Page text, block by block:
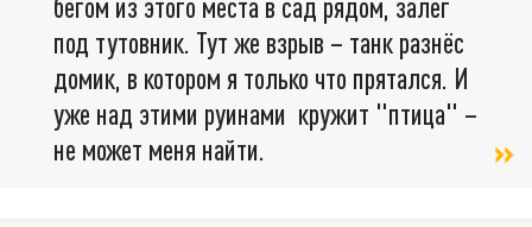
бегом из этого места в сад рядом, залег
под тутовник. Тут же взрыв – танк разнёс
домик, в котором я только что прятался. И
уже над этими руинами кружит "птица" –
не может меня найти.